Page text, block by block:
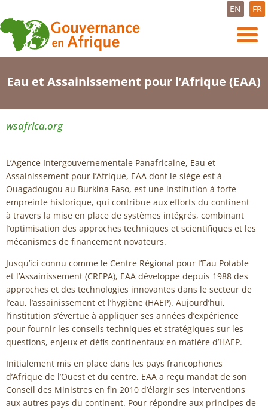
EN FR
Eau et Assainissement pour l’Afrique (EAA)
wsafrica.org
L’Agence Intergouvernementale Panafricaine, Eau et
Assainissement pour l’Afrique, EAA dont le siège est à
Ouagadougou au Burkina Faso, est une institution à forte
empreinte historique, qui contribue aux efforts du continent
à travers la mise en place de systèmes intégrés, combinant
l’optimisation des approches techniques et scientifiques et les
mécanismes de financement novateurs.
Jusqu’ici connu comme le Centre Régional pour l’Eau Potable
et l’Assainissement (CREPA), EAA développe depuis 1988 des
approches et des technologies innovantes dans le secteur de
l’eau, l’assainissement et l’hygiène (HAEP). Aujourd’hui,
l’institution s’évertue à appliquer ses années d’expérience
pour fournir les conseils techniques et stratégiques sur les
questions, enjeux et défis continentaux en matière d’HAEP.
Initialement mis en place dans les pays francophones
d’Afrique de l’Ouest et du centre, EAA a reçu mandat de son
Conseil des Ministres en fin 2010 d’élargir ses interventions
aux autres pays du continent. Pour répondre aux principes de